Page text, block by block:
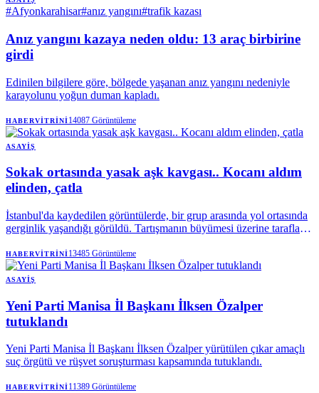
#Afyonkarahisar#anız yangını#trafik kazası
Anız yangını kazaya neden oldu: 13 araç birbirine
girdi
Edinilen bilgilere göre, bölgede yaşanan anız yangını nedeniyle
karayolunu yoğun duman kapladı.
HABERVITRINI14087 Görüntüleme
ASAYIŞ
Sokak ortasında yasak aşk kavgası.. Kocanı aldım
elinden, çatla
İstanbul'da kaydedilen görüntülerde, bir grup arasında yol ortasında
gerginlik yaşandığı görüldü. Tartışmanın büyümesi üzerine taraflar
etmeye çalıştı.
HABERVITRINI13485 Görüntüleme
ASAYIŞ
Yeni Parti Manisa İl Başkanı İlksen Özalper
tutuklandı
Yeni Parti Manisa İl Başkanı İlksen Özalper yürütülen çıkar amaçlı
suç örgütü ve rüşvet soruşturması kapsamında tutuklandı.
HABERVITRINI11389 Görüntüleme